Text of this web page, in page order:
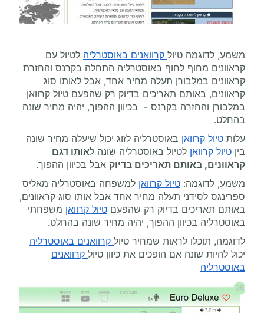
משמע, לדוגמה טיול קרוואנים באוסטרליה לטיול עם
קראוונים מחוף לחוף באוסטרליה התחלה בקרנס והחזרת
קראוונים במלבורן תעלה מחיר אחד, אבל לאותו סוג
קראוונים, באותם תאריכים בדיוק רק שהפעם טיול קרוואן
במלבורן והחזרה בקרנס - בכיוון ההפוך, יהיה מחיר שונה
בהחלט.
עלות טיול קרוואן באוסטרליה לזוג יכול שיעלה מחיר שונה
בין טיול קרוואן לטיול באוסטרליה שונה לאותו דגם
קראוונים, באותם תאריכים בדיוק אבל בכיוון ההפוך.
משמע, לדוגמה: טיול קרוואן למשפחה באוסטרליה מאליס
ספרינגס לסידני תעלה מחיר אחד אבל אותו סוג קראוונים,
באותם תאריכים בדיוק רק שהפעם טיול קרוואן משפחתי
באוסטרליה בכיוון ההפוך, יהיה מחיר שונה בהחלט.
לדוגמה, תוכלו לראות שמחיר טיול קרוואנים באוסטרליה
יכול להיות שונה אם הופכים את כיוון טיול קרוואנים
באוסטרליה